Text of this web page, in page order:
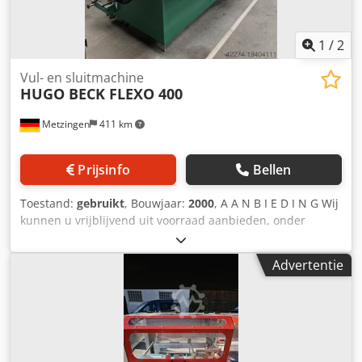
1 /2
Metzingen 411 km
Vul- en sluitmachine
HUGO BECK FLEXO 400
Prijsinfo Bellen
Toestand: gebruikt, Bouwjaar: 2000, A A N B I E D I N G Wij
kunnen u vrijblijvend uit voorraad aanbieden, onder
voorbehoud van fouten en tussentijdse verkoop: H U G O –
B E C K Buisfolie-verpakkingsmachine Type: FLEXO 400
Chsdswugmtepfx Apnsa Bouwjaar: ca. 2000 Fabrieksnr.:
12131 _____ Werkhoogte: 850 mm Productafmetingen:
Breedte: 55-400 mm Hoogte: 2-150 mm Lengte: 80 –
onbeperkt mm Max. capaciteit: 20 m/min, 60 cycli/min
Lengte machine: 2000 mm Breedte machine: 1450 mm
Aansluitleistung: 3 kW Verpakkingsfolie: PP, PE, Polyolefine
Advertentie